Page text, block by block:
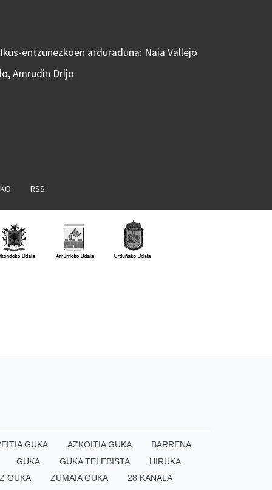
entzunezkoen arduraduna: Naia Vallejo
Amrudin Drljo
RSS
GUKA AZKOITIA GUKA
BARRENA
GUKA
GUKA TELEBISTA
HIRUKA
GUKA
ZUMAIA GUKA 28 KANALA